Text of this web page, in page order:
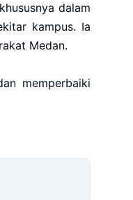
dalam
kampus. Ia
Medan.
memperbaiki